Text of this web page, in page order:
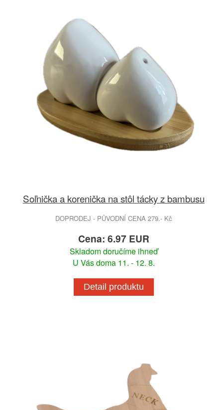
Soľnička a korenička na stôl tácky z bambusu
DOPRODEJ - PŮVODNÍ CENA 279.- Kč
Cena: 6.97 EUR
Skladom doručíme ihneď
U Vás doma 11. - 12. 8.
Detail produktu